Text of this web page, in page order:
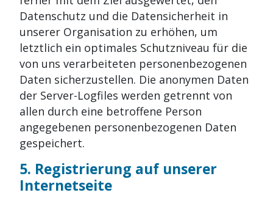
Datenschutz und die Datensicherheit in
unserer Organisation zu erhöhen, um
letztlich ein optimales Schutzniveau für die
von uns verarbeiteten personenbezogenen
Daten sicherzustellen. Die anonymen Daten
der Server-Logfiles werden getrennt von
allen durch eine betroffene Person
angegebenen personenbezogenen Daten
gespeichert.
5. Registrierung auf unserer
Internetseite